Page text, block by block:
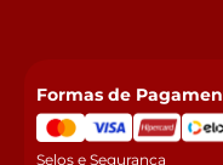
Formas de
Selos e Segurança